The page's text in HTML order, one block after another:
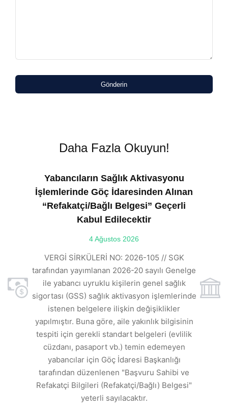
Gönderin
Daha Fazla Okuyun!
Yabancıların Sağlık Aktivasyonu
İşlemlerinde Göç İdaresinden Alınan
“Refakatçi/Bağlı Belgesi” Geçerli
Kabul Edilecektir
4 Ağustos 2026
VERGİ SİRKÜLERİ NO: 2026-105 // SGK
tarafından yayımlanan 2026-20 sayılı Genelge
ile yabancı uyruklu kişilerin genel sağlık
sigortası (GSS) sağlık aktivasyon işlemlerinde
istenen belgelere ilişkin değişiklikler
yapılmıştır. Buna göre, aile yakınlık bilgisinin
tespiti için gerekli standart belgeleri (evlilik
cüzdanı, pasaport vb.) temin edemeyen
yabancılar için Göç İdaresi Başkanlığı
tarafından düzenlenen "Başvuru Sahibi ve
Refakatçi Bilgileri (Refakatçi/Bağlı) Belgesi"
yeterli sayılacaktır.